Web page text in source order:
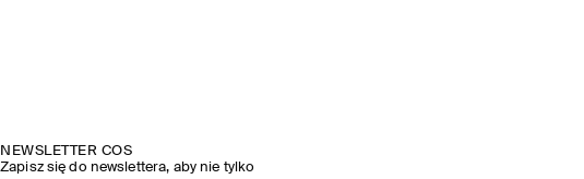
NEWSLETTER COS
Zapisz się do newslettera, aby nie tylko